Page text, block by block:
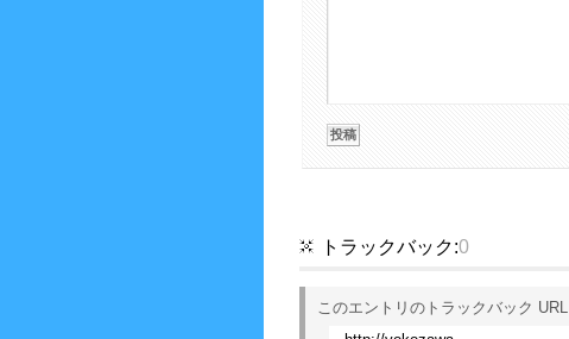
トラックバック:0
このエントリのトラックバック URL